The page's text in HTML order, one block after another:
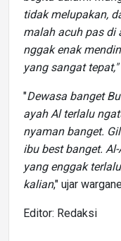
tidak melupakan,
malah acuh pas di
nggak enak
yang sangat tepat,"
"Dewasa banget
ayah Al terlalu
nyaman banget.
ibu best banget.
yang enggak
kalian," ujar
Editor: Redaksi